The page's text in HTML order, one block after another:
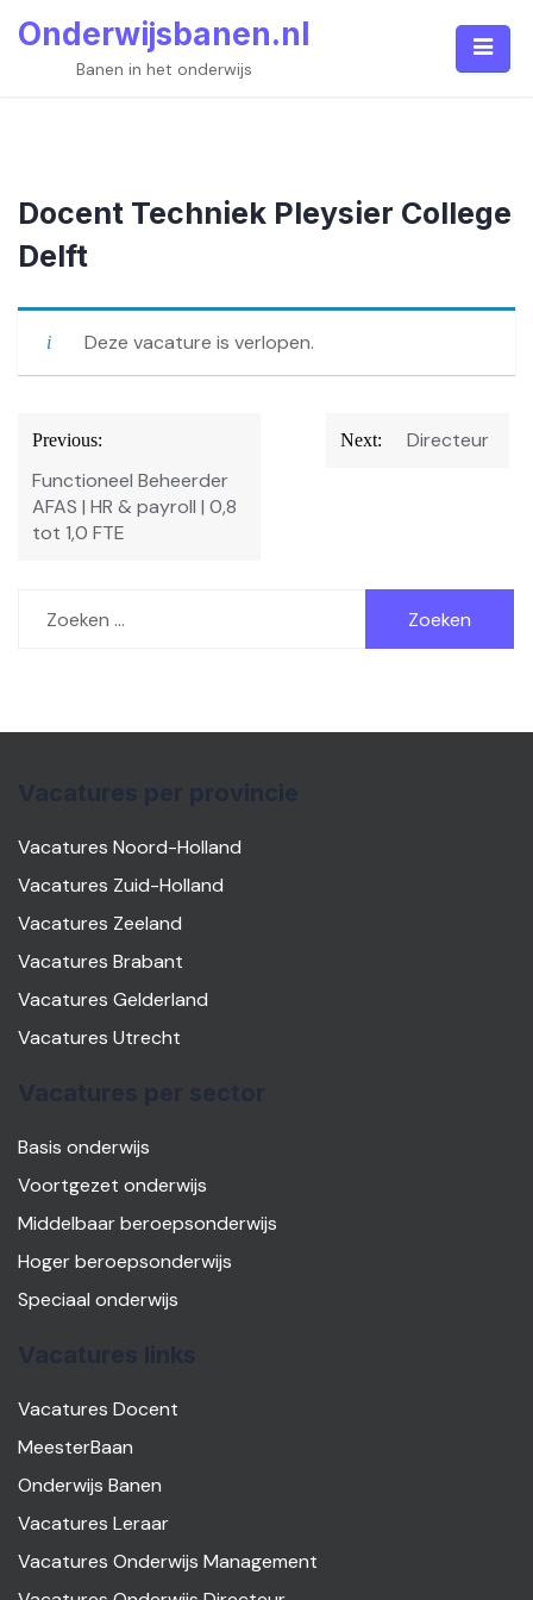
Onderwijsbanen.nl
Banen in het onderwijs
Docent Techniek Pleysier College
Delft
Deze vacature is verlopen.
Bericht
navigatie
Previous:
Functioneel Beheerder
AFAS | HR & payroll | 0,8
tot 1,0 FTE
Next: Directeur
naar:
Vacatures Noord-Holland
Vacatures Zuid-Holland
Vacatures Zeeland
Vacatures Brabant
Vacatures Gelderland
Vacatures Utrecht
Basis onderwijs
Voortgezet onderwijs
Middelbaar beroepsonderwijs
Hoger beroepsonderwijs
Speciaal onderwijs
Vacatures Docent
MeesterBaan
Onderwijs Banen
Vacatures Leraar
Vacatures Onderwijs Management